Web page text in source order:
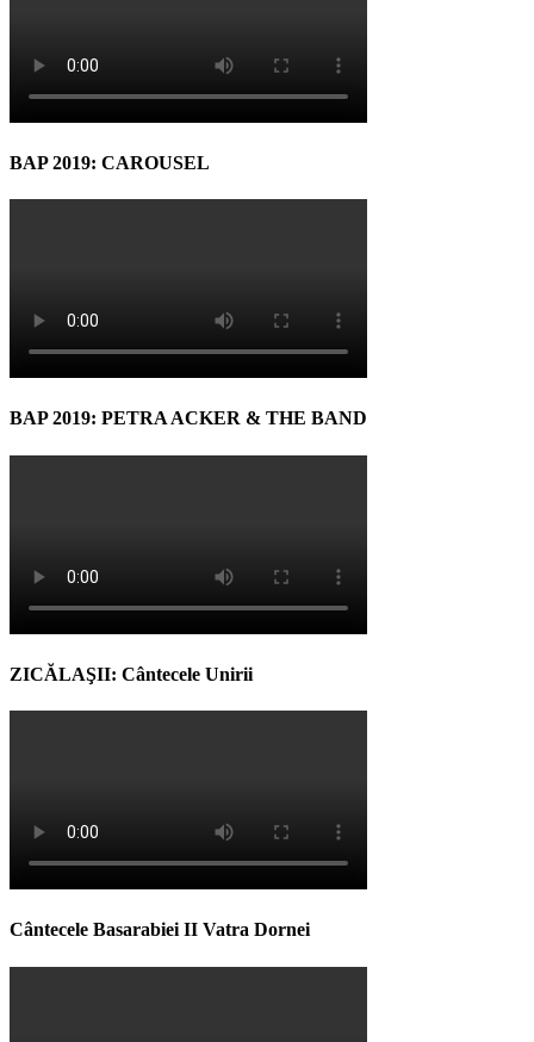
BAP 2019: CAROUSEL
BAP 2019: PETRA ACKER & THE BAND
ZICĂLAŞII: Cântecele Unirii
Cântecele Basarabiei II Vatra Dornei